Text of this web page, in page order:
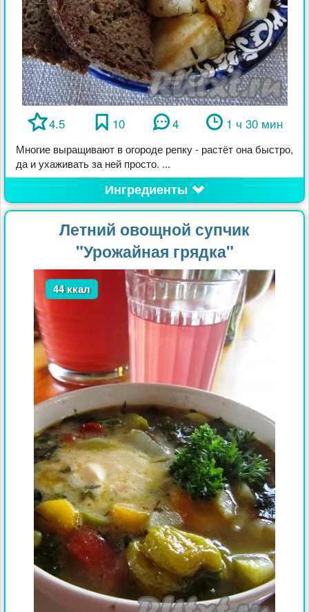
4.5 10 4 1 ч 30 мин
Многие выращивают в огороде репку - растёт она быстро,
да и ухаживать за ней просто. ...
Ингредиенты
Летний овощной супчик
"Урожайная грядка"
44 ккал